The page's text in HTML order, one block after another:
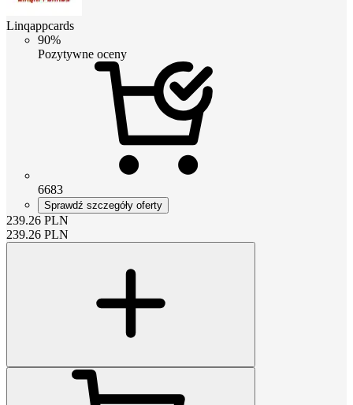
Linqappcards
90%
Pozytywne oceny
6683
Sprawdź szczegóły oferty
239.26 PLN
239.26 PLN